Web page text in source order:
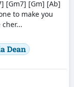
[Gm7] [Gm] [Ab]
to make you
Dean